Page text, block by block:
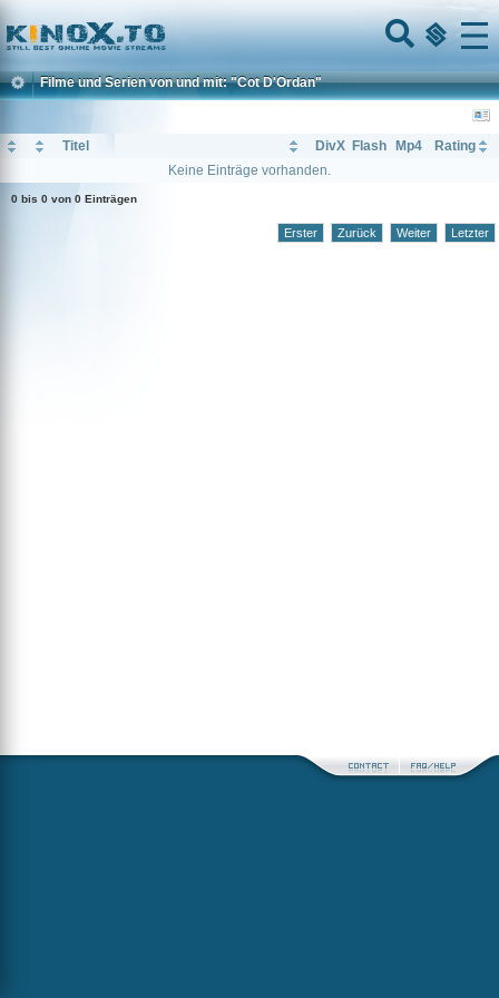
Home
Menu
Filme und Serien von und mit: "Cot D'Ordan"
Titel DivX Flash Mp4
Rating
Keine Einträge vorhanden.
0 bis 0 von 0 Einträgen
Erster Zurück Weiter Letzter